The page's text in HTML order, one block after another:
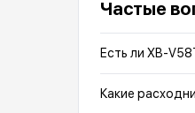
Частые
Есть ли XB-
Какие